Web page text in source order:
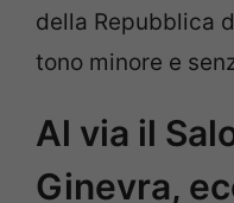
della Repubblica
tono minore e
Al via il
Ginevra,